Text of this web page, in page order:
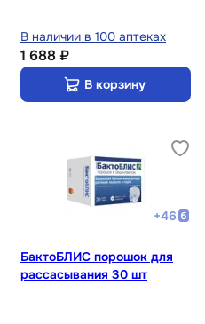
В наличии в 100 аптеках
1 688 ₽
В корзину
+46
БактоБЛИС порошок для
рассасывания 30 шт